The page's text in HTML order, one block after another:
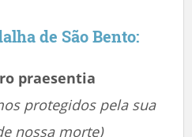
de São Bento:
praesentia
protegidos pela sua
nossa morte)